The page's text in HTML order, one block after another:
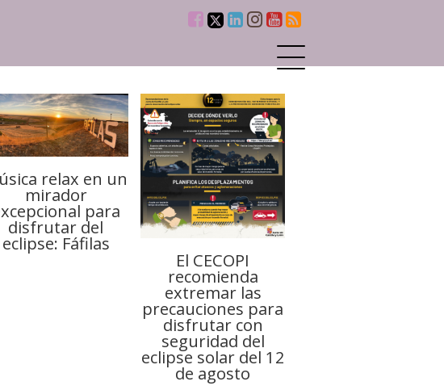
relax en un
mirador
para
disfrutar del
eclipse: Fáfilas
El CECOPI
recomienda
extremar las
precauciones para
disfrutar con
seguridad del
eclipse solar del 12
de agosto